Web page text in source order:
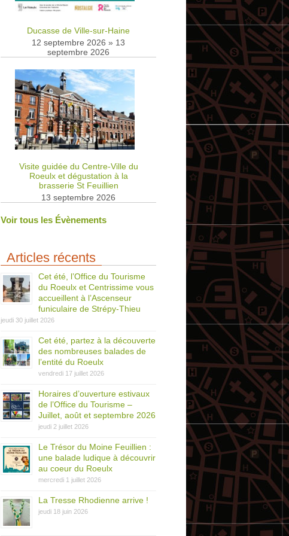
Ducasse de Ville-sur-Haine
12 septembre 2026 » 13
septembre 2026
Visite guidée du Centre-Ville du
Roeulx et dégustation à la
brasserie St Feuillien
13 septembre 2026
Voir tous les Évènements
Articles récents
Cet été, l’Office du Tourisme
du Roeulx et Centrissime vous
accueillent à l’Ascenseur
funiculaire de Strépy-Thieu
jeudi 30 juillet 2026
Cet été, partez à la découverte
des nombreuses balades de
l’entité du Roeulx
vendredi 17 juillet 2026
Horaires d’ouverture estivaux
de l’Office du Tourisme –
Juillet, août et septembre 2026
jeudi 2 juillet 2026
Le Trésor du Moine Feuillien :
une balade ludique à découvrir
au coeur du Roeulx
mercredi 1 juillet 2026
La Tresse Rhodienne arrive !
jeudi 18 juin 2026